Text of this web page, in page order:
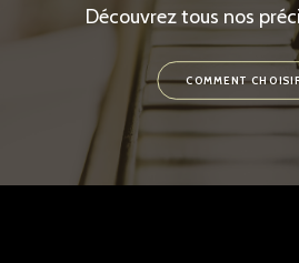
Découvrez tous nos
COMMENT